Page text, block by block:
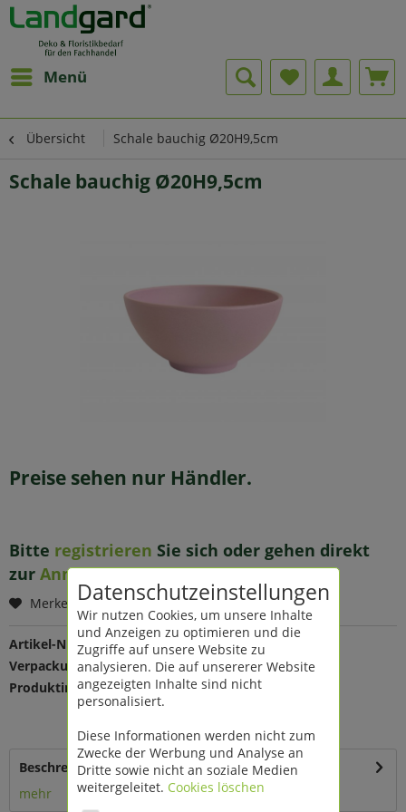
Menü
Übersicht Schale bauchig Ø20H9,5cm
Schale bauchig Ø20H9,5cm
Preise sehen nur Händler.
Bitte registrieren Sie sich oder gehen direkt
zur Anmeldung.
Merken
Artikel-Nr.:
204482
Verpackungseinheit:
1 St
Produktinfo:
Farbe: rosa-matt
Maße: Ø 20 H 9,5 cm
Beschreibung
mehr
Datenschutzeinstellungen
Wir nutzen Cookies, um unsere Inhalte
und Anzeigen zu optimieren und die
Zugriffe auf unsere Website zu
analysieren. Die auf unsererer Website
angezeigten Inhalte sind nicht
personalisiert.
Diese Informationen werden nicht zum
Zwecke der Werbung und Analyse an
Dritte sowie nicht an soziale Medien
weitergeleitet. Cookies löschen